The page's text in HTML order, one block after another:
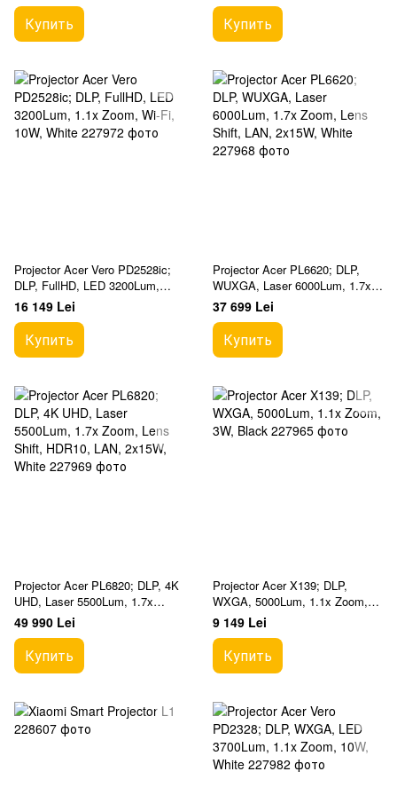
Купить Купить
Projector Acer Vero PD2528ic;
DLP, FullHD, LED 3200Lum,
1.1x Zoom, Wi-Fi, 10W, White
16 149 Lei
Купить
Projector Acer PL6620; DLP,
WUXGA, Laser 6000Lum, 1.7x
Zoom, Lens Shift, LAN, 2x15W,
White
37 699 Lei
Купить
Projector Acer PL6820; DLP, 4K
UHD, Laser 5500Lum, 1.7x
Zoom, Lens Shift, HDR10, LAN,
2x15W, White
49 990 Lei
Купить
Projector Acer X139; DLP,
WXGA, 5000Lum, 1.1x Zoom,
3W, Black
9 149 Lei
Купить